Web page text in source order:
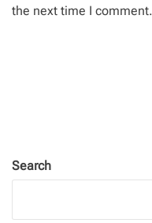
the next time I comment.
Search